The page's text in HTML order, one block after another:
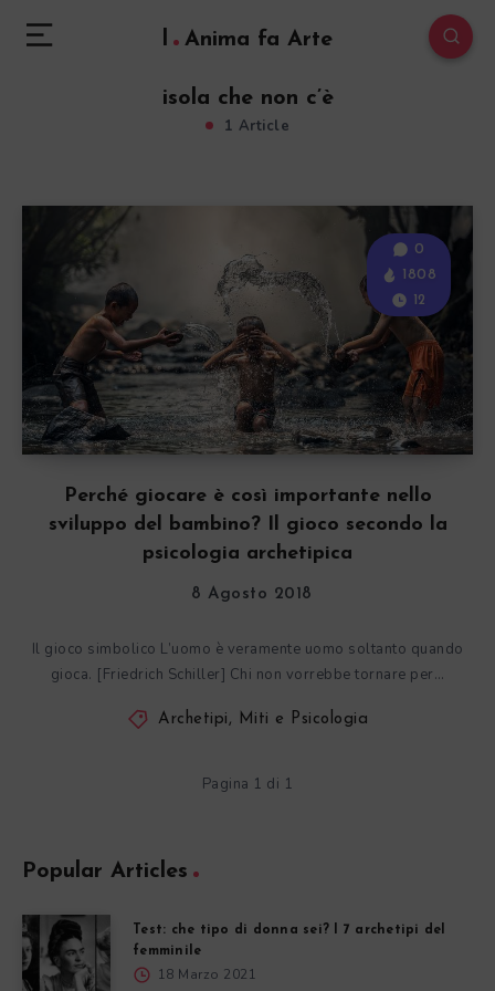
l Anima fa Arte
isola che non c’è
1 Article
Perché giocare è così importante nello
sviluppo del bambino? Il gioco secondo la
psicologia archetipica
0
1808
12
8 Agosto 2018
Il gioco simbolico L’uomo è veramente uomo soltanto quando
gioca. [Friedrich Schiller] Chi non vorrebbe tornare per…
Archetipi, Miti e Psicologia
Pagina 1 di 1
Popular Articles
Test: che tipo di donna sei? I 7 archetipi del
femminile
18 Marzo 2021